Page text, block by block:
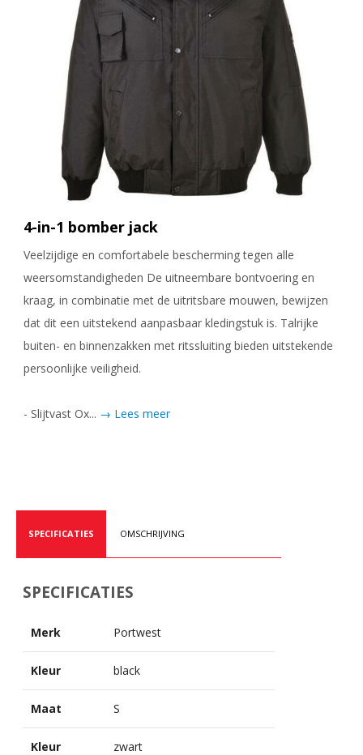
4-in-1 bomber jack
Veelzijdige en comfortabele bescherming tegen alle
weersomstandigheden De uitneembare bontvoering en
kraag, in combinatie met de uitritsbare mouwen, bewijzen
dat dit een uitstekend aanpasbaar kledingstuk is. Talrijke
buiten- en binnenzakken met ritssluiting bieden uitstekende
persoonlijke veiligheid.
- Slijtvast Ox... → Lees meer
SPECIFICATIES OMSCHRIJVING
SPECIFICATIES
Merk Portwest
Kleur black
Maat S
Kleur zwart